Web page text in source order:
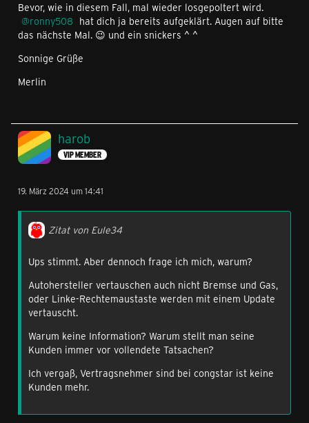
Bevor, wie in diesem Fall, mal wieder losgepoltert wird.
ronny508 hat dich ja bereits aufgeklärt. Augen auf bitte
das nächste Mal. 😉 und ein snickers ^ ^
Sonnige Grüße
Merlin
harob
VIP MEMBER
19. März 2024 um 14:41
Zitat von Eule34
Ups stimmt. Aber dennoch frage ich mich, warum?
Autohersteller vertauschen auch nicht Bremse und Gas,
oder Linke-Rechtemaustaste werden mit einem Update
vertauscht.
Warum keine Information? Warum stellt man seine
Kunden immer vor vollendete Tatsachen?
Ich vergaß, Vertragsnehmer sind bei congstar ist keine
Kunden mehr.